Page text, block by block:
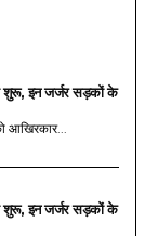
शुरू, इन जर्जर सड़कों के
आखिरकार...
शुरू, इन जर्जर सड़कों के